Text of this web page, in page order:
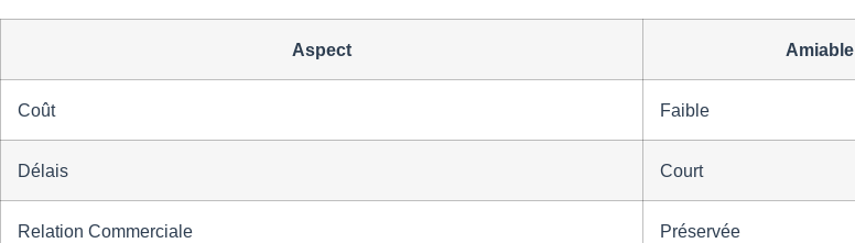
Aspect Amiable
Coût Faible
Délais Court
Relation Commerciale Préservée